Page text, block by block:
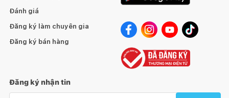
Đánh giá
Đăng ký làm chuyên gia
Đăng ký bán hàng
Đăng ký nhận tin